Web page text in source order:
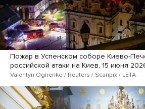
Пожар в Успенском соборе Киево-
российской атаки на Киев, 15 июня
Valentyn Ogirenko / Reuters / Scanpix / LETA